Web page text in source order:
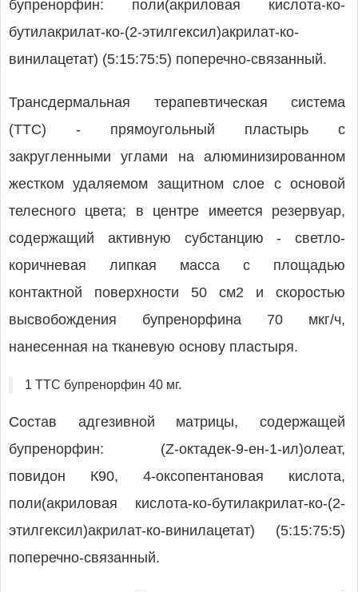
бупренорфин: поли(акриловая кислота-ко-
бутилакрилат-ко-(2-этилгексил)акрилат-ко-
винилацетат) (5:15:75:5) поперечно-связанный.
Трансдермальная терапевтическая система
(ТТС) - прямоугольный пластырь с
закругленными углами на алюминизированном
жестком удаляемом защитном слое с основой
телесного цвета; в центре имеется резервуар,
содержащий активную субстанцию - светло-
коричневая липкая масса с площадью
контактной поверхности 50 см2 и скоростью
высвобождения бупренорфина 70 мкг/ч,
нанесенная на тканевую основу пластыря.
1 ТТС бупренорфин 40 мг.
Состав адгезивной матрицы, содержащей
бупренорфин: (Z-октадек-9-ен-1-ил)олеат,
повидон К90, 4-оксопентановая кислота,
поли(акриловая кислота-ко-бутилакрилат-ко-(2-
этилгексил)акрилат-ко-винилацетат) (5:15:75:5)
поперечно-связанный.